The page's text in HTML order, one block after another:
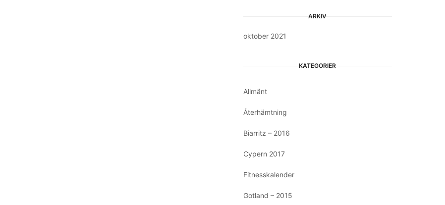
ARKIV
oktober 2021
KATEGORIER
Allmänt
Återhämtning
Biarritz – 2016
Cypern 2017
Fitnesskalender
Gotland – 2015